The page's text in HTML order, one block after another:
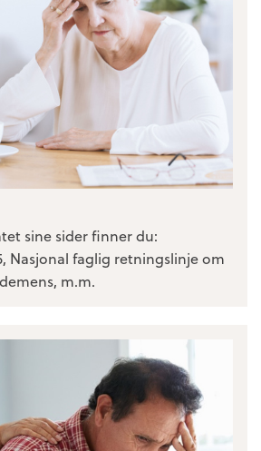
sine sider finner du:
Nasjonal faglig retningslinje om
m.m.